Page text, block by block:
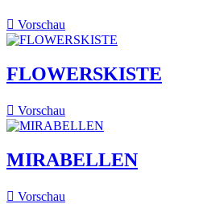
 Vorschau
FLOWERSKISTE
 Vorschau
MIRABELLEN
 Vorschau